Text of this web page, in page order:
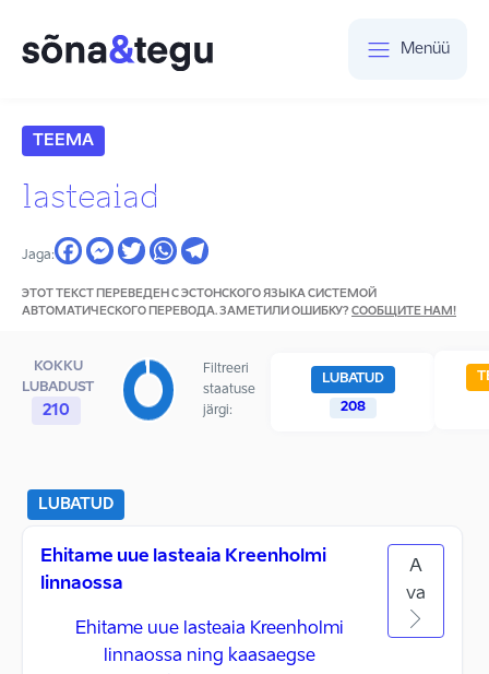
Menüü
TEEMA
lasteaiad
Jaga:
ЭТОТ ТЕКСТ ПЕРЕВЕДЕН С ЭСТОНСКОГО ЯЗЫКА СИСТЕМОЙ
АВТОМАТИЧЕСКОГО ПЕРЕВОДА. ЗАМЕТИЛИ ОШИБКУ? СООБЩИТЕ НАМ!
KOKKU
LUBADUST
210
Filtreeri
staatuse
järgi:
LUBATUD
208
LUBATUD
Ehitame uue lasteaia Kreenholmi
linnaossa
Ehitame uue lasteaia Kreenholmi
linnaossa ning kaasaegse
A
va